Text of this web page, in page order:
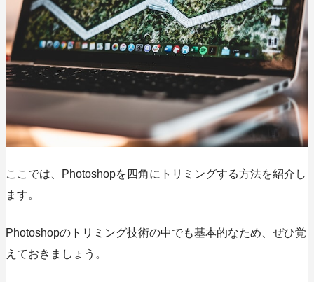
ここでは、Photoshopを四角にトリミングする方法を紹介し
ます。
Photoshopのトリミング技術の中でも基本的なため、ぜひ覚
えておきましょう。